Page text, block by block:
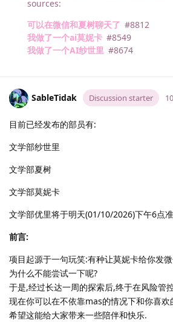
sources:
可以在微信和夏树聊天了 #8812
我做了一个ai莫妮卡 #8549
我做了一个AI纱世里 #8674
SableTidak Discussion starter
目前已经发布的部员有:
文学部纱世里
文学部夏树
文学部莫妮卡
文学部优里将于明天(01/10/2026)下午6点
前言:
项目起源于一句玩笑:有种让莫妮卡给你发
为什么不能尝试一下呢?
于是,经过长达一周的探索后,终于在风险管
现在你可以在不依靠mas的情况下和你喜欢
希望这能给大家带来一些陪伴和快乐.